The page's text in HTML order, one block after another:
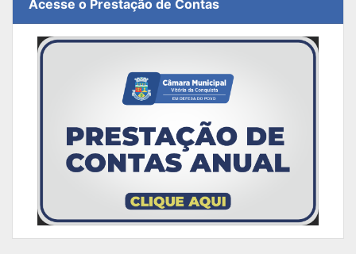
Acesse o Prestação de Contas